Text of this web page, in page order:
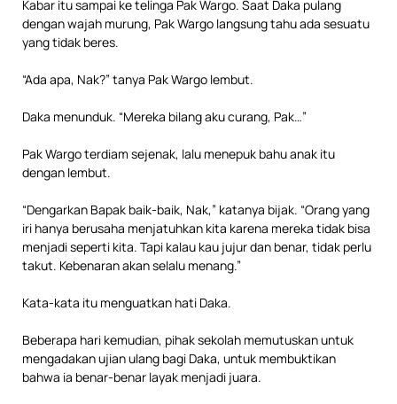
Kabar itu sampai ke telinga Pak Wargo. Saat Daka pulang
dengan wajah murung, Pak Wargo langsung tahu ada sesuatu
yang tidak beres.
“Ada apa, Nak?” tanya Pak Wargo lembut.
Daka menunduk. “Mereka bilang aku curang, Pak…”
Pak Wargo terdiam sejenak, lalu menepuk bahu anak itu
dengan lembut.
“Dengarkan Bapak baik-baik, Nak,” katanya bijak. “Orang yang
iri hanya berusaha menjatuhkan kita karena mereka tidak bisa
menjadi seperti kita. Tapi kalau kau jujur dan benar, tidak perlu
takut. Kebenaran akan selalu menang.”
Kata-kata itu menguatkan hati Daka.
Beberapa hari kemudian, pihak sekolah memutuskan untuk
mengadakan ujian ulang bagi Daka, untuk membuktikan
bahwa ia benar-benar layak menjadi juara.